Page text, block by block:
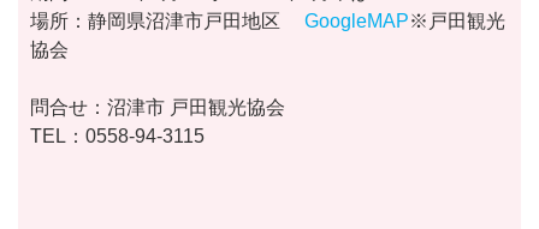
場所：静岡県沼津市戸田地区 GoogleMAP※戸田観光
協会
問合せ：沼津市 戸田観光協会
TEL：0558-94-3115